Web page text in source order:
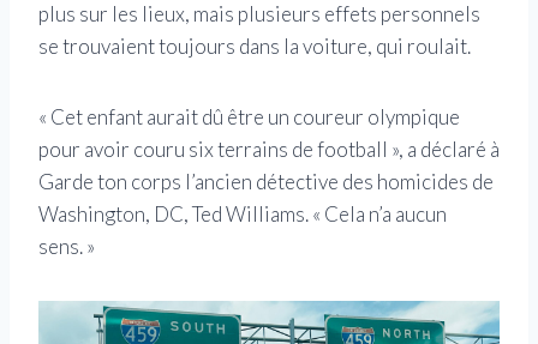
plus sur les lieux, mais plusieurs effets personnels
se trouvaient toujours dans la voiture, qui roulait.
« Cet enfant aurait dû être un coureur olympique
pour avoir couru six terrains de football », a déclaré à
Garde ton corps l’ancien détective des homicides de
Washington, DC, Ted Williams. « Cela n’a aucun
sens. »